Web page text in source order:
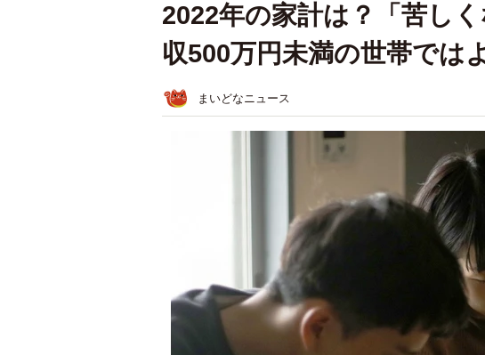
2022年の家計は？「苦し
収500万円未満の世帯では
まいどなニュース